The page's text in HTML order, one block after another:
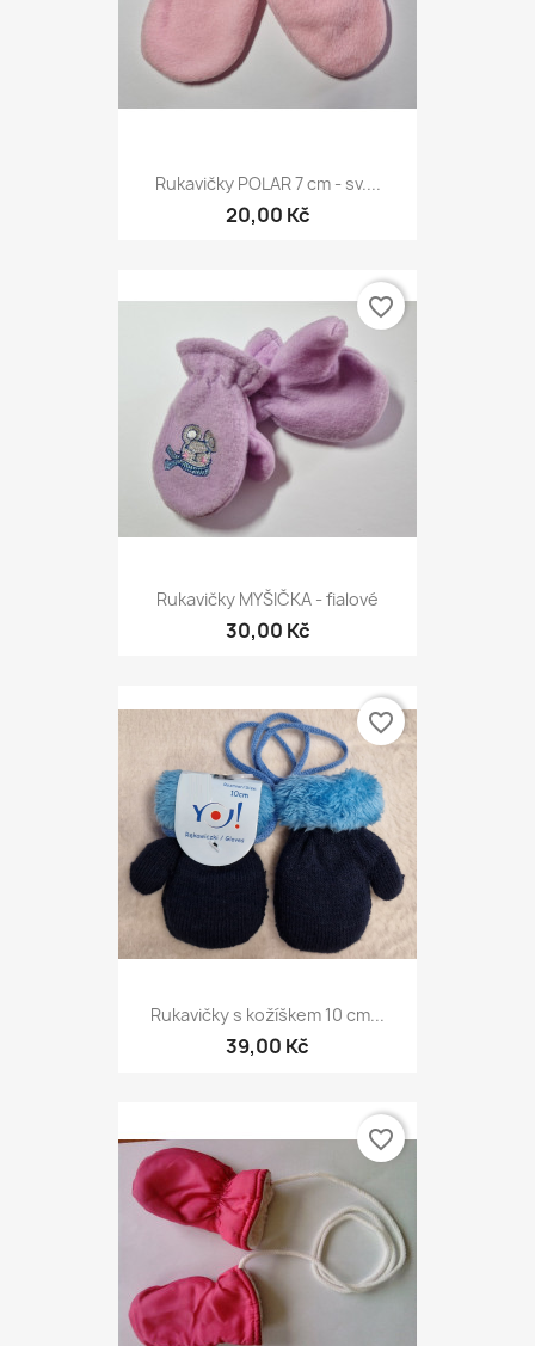
Rukavičky POLAR 7 cm - sv....
20,00 Kč
Rukavičky MYŠIČKA - fialové
30,00 Kč
favorite_border
Rukavičky s kožíškem 10 cm...
39,00 Kč
favorite_border
favorite_border